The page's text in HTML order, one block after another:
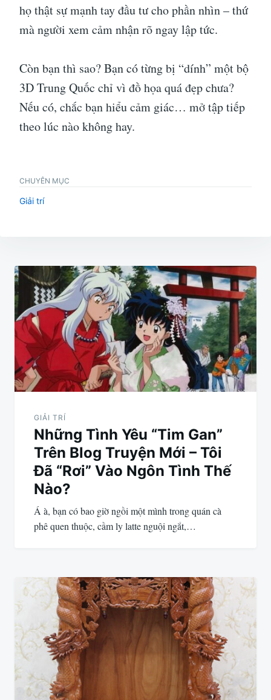
họ thật sự mạnh tay đầu tư cho phần nhìn – thứ
mà người xem cảm nhận rõ ngay lập tức.
Còn bạn thì sao? Bạn có từng bị “dính” một bộ
3D Trung Quốc chỉ vì đồ họa quá đẹp chưa?
Nếu có, chắc bạn hiểu cảm giác… mở tập tiếp
theo lúc nào không hay.
CHUYÊN MỤC
Giải trí
Điều
hướng
bài
viết
GIẢI TRÍ
Những Tình Yêu “Tim Gan”
Trên Blog Truyện Mới – Tôi
Đã “Rơi” Vào Ngôn Tình Thế
Nào?
Á à, bạn có bao giờ ngồi một mình trong quán cà
phê quen thuộc, cầm ly latte nguội ngắt,…